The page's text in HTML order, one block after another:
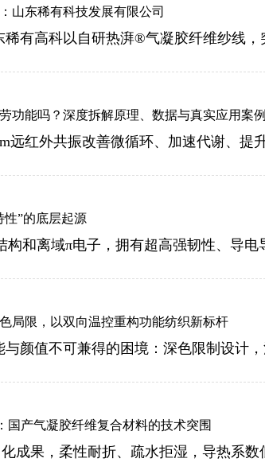
山东稀有科技发展有限公司
功能吗？深度拆解原理、数据与真实应用案例
性”的底层起源
局限，以双向温控重构功能纺织新标杆
产气凝胶纤维复合材料的技术突围